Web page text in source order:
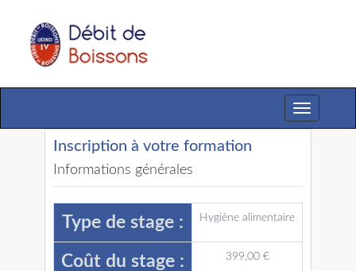
Toggle
navigation
Inscription à votre formation
Informations générales
Type de stage : Hygiène alimentaire
Coût du stage : 399,00 €